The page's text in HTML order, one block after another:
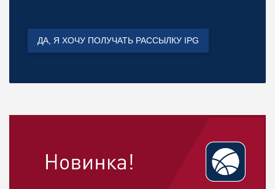
ДА, Я ХОЧУ ПОЛУЧАТЬ РАССЫЛКУ IPG